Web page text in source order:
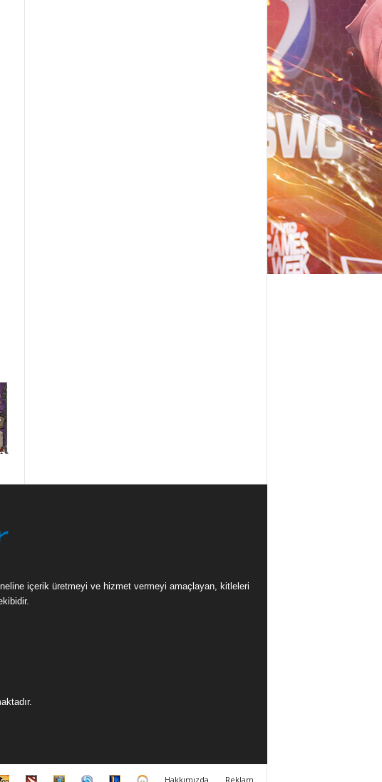
içerik üretmeyi ve hizmet vermeyi amaçlayan, kitleleri
C D H H L O Hakkımızda Reklam